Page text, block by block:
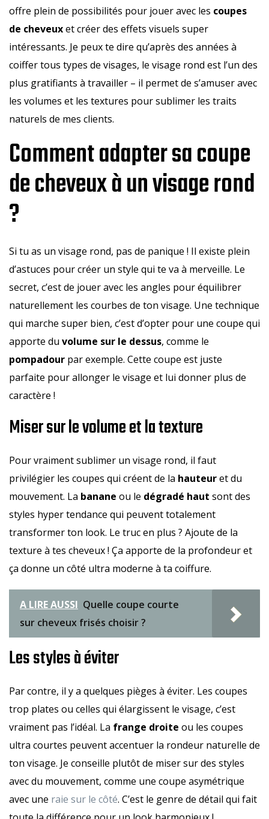
offre plein de possibilités pour jouer avec les coupes
de cheveuxet créer des effets visuels super
intéressants. Je peux te dire qu’après des années à
coiffer tous types de visages, le visage rond est l’un des
plus gratifiants à travailler – il permet de s’amuser avec
les volumes et les textures pour sublimer les traits
naturels de mes clients.
Comment adapter sa coupe
de cheveux à un visage rond
?
Si tu as un visage rond, pas de panique ! Il existe plein
d’astuces pour créer un style qui te va à merveille. Le
secret, c’est de jouer avec les angles pour équilibrer
naturellement les courbes de ton visage. Une technique
qui marche super bien, c’est d’opter pour une coupe qui
apporte du volume sur le dessus, comme le
pompadour par exemple. Cette coupe est juste
parfaite pour allonger le visage et lui donner plus de
caractère !
Miser sur le volume et la texture
Pour vraiment sublimer un visage rond, il faut
privilégier les coupes qui créent de la hauteuret du
mouvement. La banane ou le dégradé haut sont des
styles hyper tendance qui peuvent totalement
transformer ton look. Le truc en plus ? Ajoute de la
texture à tes cheveux ! Ça apporte de la profondeur et
ça donne un côté ultra moderne à ta coiffure.
A LIRE AUSSI Quelle coupe courte
sur cheveux frisés choisir ?
Les styles à éviter
Par contre, il y a quelques pièges à éviter. Les coupes
trop plates ou celles qui élargissent le visage, c’est
vraiment pas l’idéal. La frange droite ou les coupes
ultra courtes peuvent accentuer la rondeur naturelle de
ton visage. Je conseille plutôt de miser sur des styles
avec du mouvement, comme une coupe asymétrique
avec une raie sur le côté. C’est le genre de détail qui fait